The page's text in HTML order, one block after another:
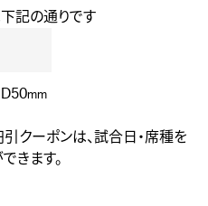
記の通りです
mm
クーポンは、試合日・席種を
きます。